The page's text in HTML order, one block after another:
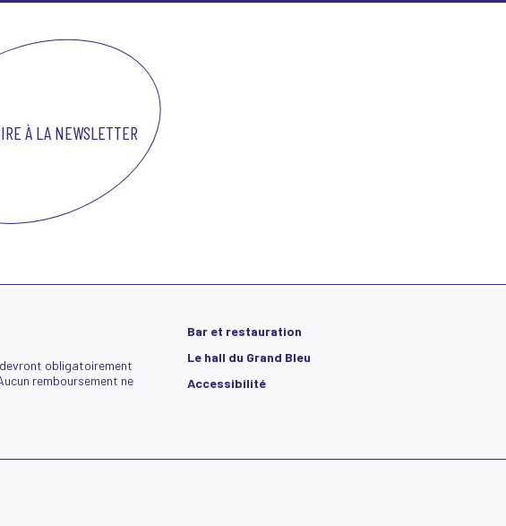
obligatoirement
remboursement ne
Bar et restauration
Le hall du Grand Bleu
Accessibilité